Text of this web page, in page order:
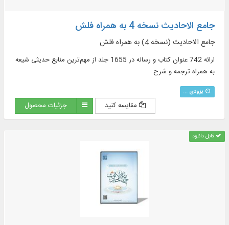
جامع الاحادیث نسخه 4 به همراه فلش
جامع الاحادیث (نسخه 4) به همراه فلش
ارائه 742 عنوان کتاب و رساله در 1655 جلد از مهم‌ترین منابع حدیثی شیعه
به همراه ترجمه و شرح
بزودی ...
مقایسه کنید جزئیات محصول
قابل دانلود